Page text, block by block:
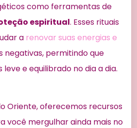
como ferramentas de
espiritual. Esses rituais
a renovar suas energias e
negativas, permitindo que
leve e equilibrado no dia a dia.
Oriente, oferecemos recursos
você mergulhar ainda mais no